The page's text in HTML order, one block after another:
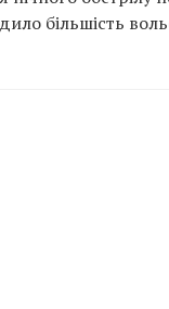
більшість